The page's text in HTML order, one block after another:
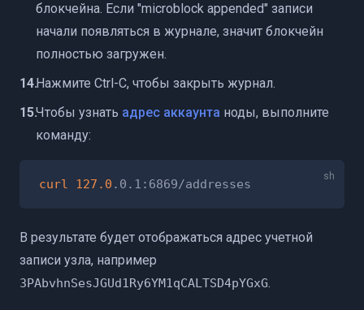
блокчейна. Если "microblock appended" записи
начали появляться в журнале, значит блокчейн
полностью загружен.
Нажмите Ctrl-C, чтобы закрыть журнал.
Чтобы узнать адрес аккаунта ноды, выполните
команду:
curl 127.0
В результате будет отображаться адрес учетной
записи узла, например
3PAbvhnSesJGUd1Ry6YM1qCALTSD4pYGxG.